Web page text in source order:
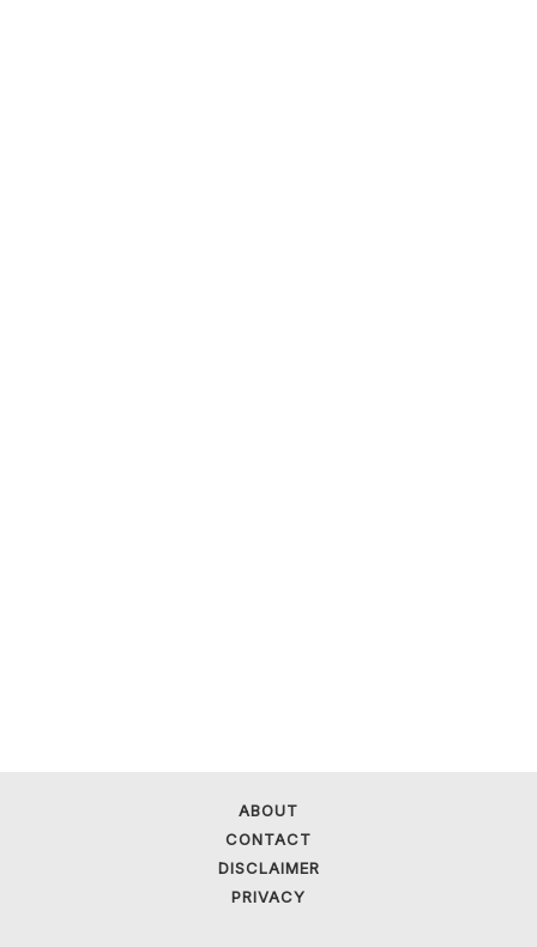
ABOUT
CONTACT
DISCLAIMER
PRIVACY